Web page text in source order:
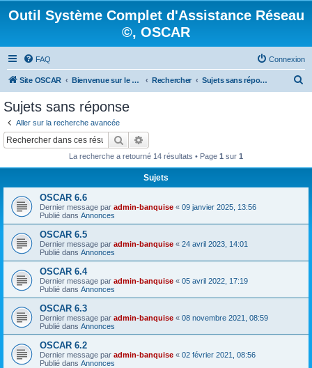
Outil Système Complet d'Assistance Réseau
©, OSCAR
FAQ Connexion
Site OSCAR Bienvenue sur le nouveau forum OSCAR Rechercher Sujets sans réponse
Sujets sans réponse
Aller sur la recherche avancée
Rechercher
La recherche a retourné 14 résultats • Page 1 sur 1
Sujets
OSCAR 6.6
Dernier message par admin-banquise « 09 janvier 2025, 13:56
Publié dans Annonces
OSCAR 6.5
Dernier message par admin-banquise « 24 avril 2023, 14:01
Publié dans Annonces
OSCAR 6.4
Dernier message par admin-banquise « 05 avril 2022, 17:19
Publié dans Annonces
OSCAR 6.3
Dernier message par admin-banquise « 08 novembre 2021, 08:59
Publié dans Annonces
OSCAR 6.2
Dernier message par admin-banquise « 02 février 2021, 08:56
Publié dans Annonces